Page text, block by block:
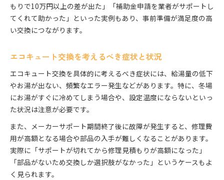
もりで10万円以上の差が出た」「補助金申請を業者がサポートし
てくれて助かった」といった実例もあり、事前準備が満足度の高
い交換につながります。
エコキュート交換を考えるべき症状と状況
エコキュート交換を具体的に考えるべき症状には、給湯量の低下
やお湯が出ない、頻繁なエラー発生などがあります。特に、冬場
にお湯がすぐに冷めてしまう場合や、設定温度にならないといっ
た状況は注意が必要です。
また、メーカーサポート期間終了後に故障が発生すると、修理費
用が高額となる場合や部品の入手が難しくなることがあります。
実際に「サポートが切れてから修理見積もりが高額になった」
「部品がないため交換しか選択肢がなかった」というケースもよ
く見られます。